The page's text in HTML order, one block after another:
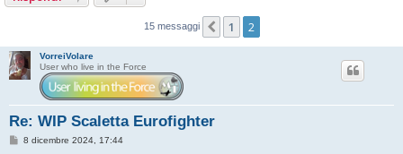
15 messaggi Precedente
1 2
VorreiVolare
User who live in the Force
Re: WIP Scaletta Eurofighter
M8 dicembre 2024, 17:44